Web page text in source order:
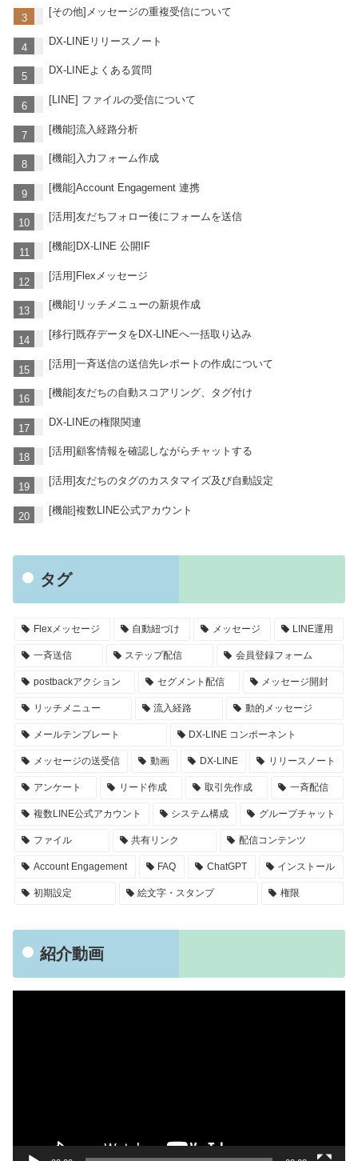
[その他]メッセージの重複受信について
DX-LINEリリースノート
DX-LINEよくある質問
[LINE] ファイルの受信について
[機能]流入経路分析
[機能]入力フォーム作成
[機能]Account Engagement 連携
[活用]友だちフォロー後にフォームを送信
[機能]DX-LINE 公開IF
[活用]Flexメッセージ
[機能]リッチメニューの新規作成
[移行]既存データをDX-LINEへ一括取り込み
[活用]一斉送信の送信先レポートの作成について
[機能]友だちの自動スコアリング、タグ付け
DX-LINEの権限関連
[活用]顧客情報を確認しながらチャットする
[活用]友だちのタグのカスタマイズ及び自動設定
[機能]複数LINE公式アカウント
タグ
Flexメッセージ 自動紐づけ メッセージ LINE運用
一斉送信 ステップ配信 会員登録フォーム
postbackアクション セグメント配信 メッセージ開封
リッチメニュー 流入経路 動的メッセージ
メールテンプレート DX-LINE コンポーネント
メッセージの送受信 動画 DX-LINE リリースノート
アンケート リード作成 取引先作成 一斉配信
複数LINE公式アカウント システム構成 グループチャット
ファイル 共有リンク 配信コンテンツ
Account Engagement FAQ ChatGPT インストール
初期設定 絵文字・スタンプ 権限
紹介動画